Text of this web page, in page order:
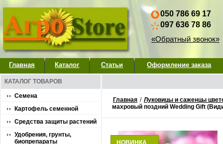
050 786 69 17
097 636 78 86
«Обратный звонок»
Главная Каталог Статьи Оформление заказа
КАТАЛОГ ТОВАРОВ
Семена
Картофель семенной
Средства защиты растений
Удобрения, грунты,
биопрепараты
Главная / Луковицы и саженцы
махровый поздний Wedding Gift
НОВИНКА